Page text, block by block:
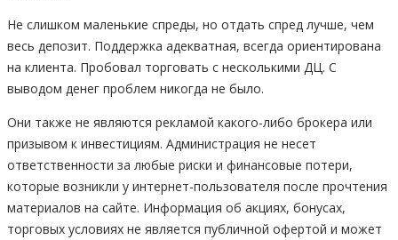
Не слишком маленькие спреды, но отдать спред лучше, чем
весь депозит. Поддержка адекватная, всегда ориентирована
на клиента. Пробовал торговать с несколькими ДЦ. С
выводом денег проблем никогда не было.
Они также не являются рекламой какого-либо брокера или
призывом к инвестициям. Администрация не несет
ответственности за любые риски и финансовые потери,
которые возникли у интернет-пользователя после прочтения
материалов на сайте. Информация об акциях, бонусах,
торговых условиях не является публичной офертой и может